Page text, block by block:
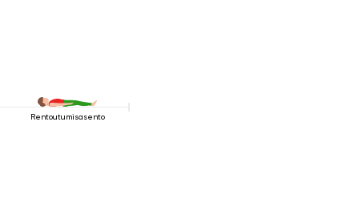
Rentoutumisasento